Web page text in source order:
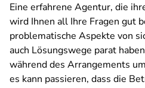
Eine erfahrene Agentur, die
wird Ihnen all Ihre Fragen gut
problematische Aspekte von
auch Lösungswege parat
während des Arrangements
es kann passieren, dass die